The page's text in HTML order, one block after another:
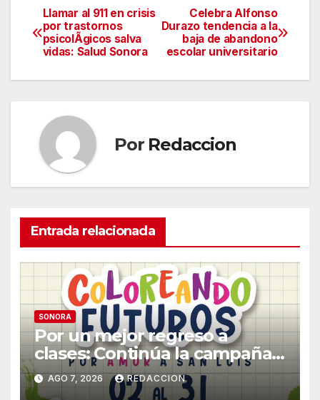
Navegación
de
entradas
Celebra Alfonso
Durazo tendencia a la
baja de abandono
escolar universitario
Llamar al 911 en crisis
por trastornos
psicolÃgicos salva
vidas: Salud Sonora
Por Redaccion
Entrada relacionada
SONORA
Por un mejor regreso a
clases: Continúa la campaña
de recolección de útiles
«Coloreando Futuros»
AGO 7, 2026 REDACCION